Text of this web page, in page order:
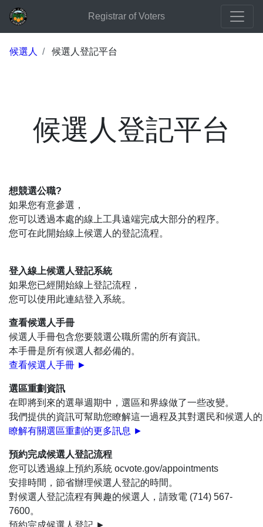
Registrar of Voters
候選人 候選人登記平台
候選人登記平台
想競選公職?
如果您有意參選，
您可以透過本處的線上工具遠端完成大部分的程序。
您可在此開始線上候選人的登記流程。
登入線上候選人登記系統
如果您已經開始線上登記流程，
您可以使用此連結登入系統。
查看候選人手冊
候選人手冊包含您要競選公職所需的所有資訊。
本手冊是所有候選人都必備的。
查看候選人手冊 ►
選區重劃資訊
在即將到來的選舉週期中，選區和界線做了一些改變。
我們提供的資訊可幫助您瞭解這一過程及其對選民和候選人
瞭解有關選區重劃的更多訊息 ►
預約完成候選人登記流程
您可以透過線上預約系統 ocvote.gov/appointments
安排時間，節省辦理候選人登記的時間。
對候選人登記流程有興趣的候選人，請致電 (714) 567-
7600。
預約完成候選人登記 ►